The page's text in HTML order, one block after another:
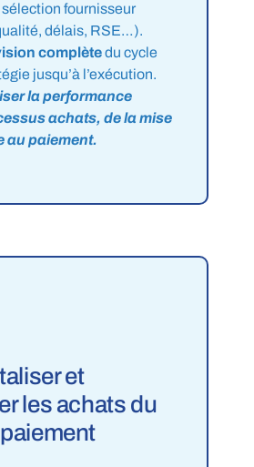
sélection fournisseur
délais, RSE…).
complètedu cycle
jusqu’à l’exécution.
la performance
achats, de la mise
au paiement.
et
les achats du